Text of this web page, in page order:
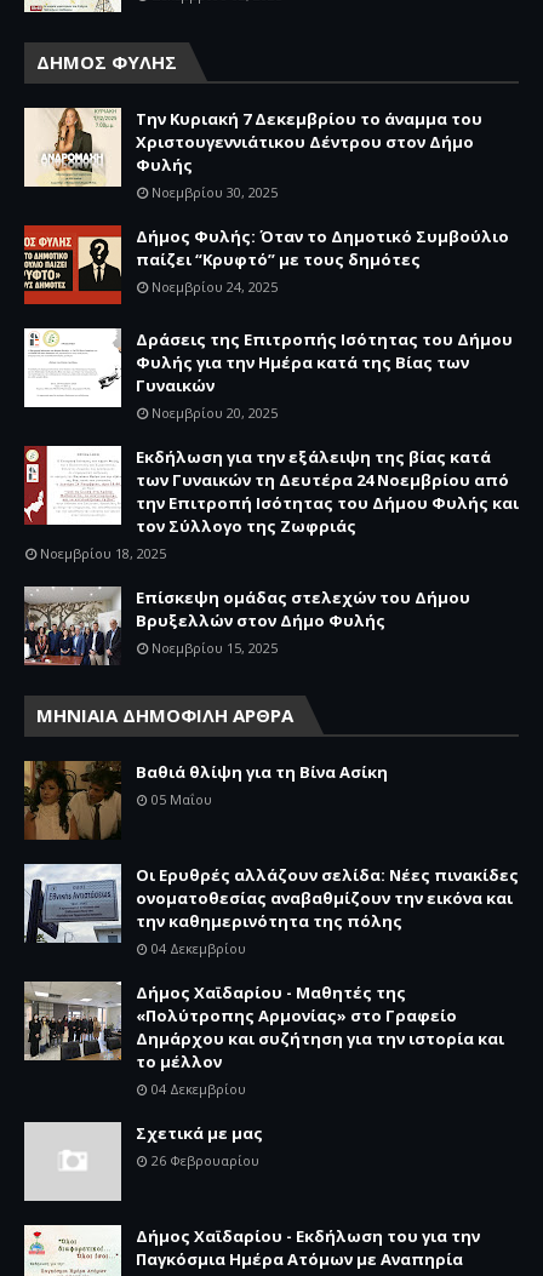
ΔΗΜΟΣ ΦΥΛΗΣ
Την Κυριακή 7 Δεκεμβρίου το άναμμα του
Χριστουγεννιάτικου Δέντρου στον Δήμο
Φυλής
Νοεμβρίου 30, 2025
Δήμος Φυλής: Όταν το Δημοτικό Συμβούλιο
παίζει “Κρυφτό” με τους δημότες
Νοεμβρίου 24, 2025
Δράσεις της Επιτροπής Ισότητας του Δήμου
Φυλής για την Ημέρα κατά της Βίας των
Γυναικών
Νοεμβρίου 20, 2025
Εκδήλωση για την εξάλειψη της βίας κατά
των Γυναικών τη Δευτέρα 24 Νοεμβρίου από
την Επιτροπή Ισότητας του Δήμου Φυλής και
τον Σύλλογο της Ζωφριάς
Νοεμβρίου 18, 2025
Επίσκεψη ομάδας στελεχών του Δήμου
Βρυξελλών στον Δήμο Φυλής
Νοεμβρίου 15, 2025
ΜΗΝΙΑΙΑ ΔΗΜΟΦΙΛΗ ΑΡΘΡΑ
Βαθιά θλίψη για τη Βίνα Ασίκη
05 Μαΐου
Οι Ερυθρές αλλάζουν σελίδα: Νέες πινακίδες
ονοματοθεσίας αναβαθμίζουν την εικόνα και
την καθημερινότητα της πόλης
04 Δεκεμβρίου
Δήμος Χαϊδαρίου - Μαθητές της
«Πολύτροπης Αρμονίας» στο Γραφείο
Δημάρχου και συζήτηση για την ιστορία και
το μέλλον
04 Δεκεμβρίου
Σχετικά με μας
26 Φεβρουαρίου
Δήμος Χαϊδαρίου - Εκδήλωση του για την
Παγκόσμια Ημέρα Ατόμων με Αναπηρία